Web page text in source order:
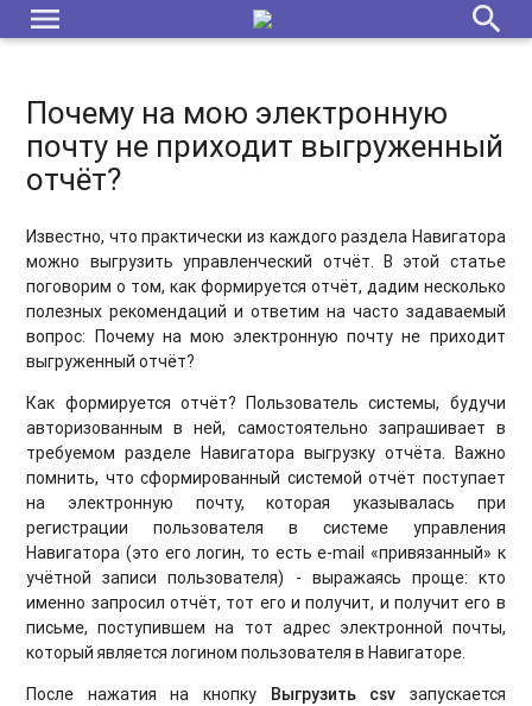
menu
Функционал дополнительных представителей ребёнка search
Почему на мою электронную
почту не приходит выгруженный
отчёт?
Известно, что практически из каждого раздела Навигатора
можно выгрузить управленческий отчёт. В этой статье
поговорим о том, как формируется отчёт, дадим несколько
полезных рекомендаций и ответим на часто задаваемый
вопрос: Почему на мою электронную почту не приходит
выгруженный отчёт?
Как формируется отчёт? Пользователь системы, будучи
авторизованным в ней, самостоятельно запрашивает в
требуемом разделе Навигатора выгрузку отчёта. Важно
помнить, что сформированный системой отчёт поступает
на электронную почту, которая указывалась при
регистрации пользователя в системе управления
Навигатора (это его логин, то есть e-mail «привязанный» к
учётной записи пользователя) - выражаясь проще: кто
именно запросил отчёт, тот его и получит, и получит его в
письме, поступившем на тот адрес электронной почты,
который является логином пользователя в Навигаторе.
После нажатия на кнопку Выгрузить csv запускается